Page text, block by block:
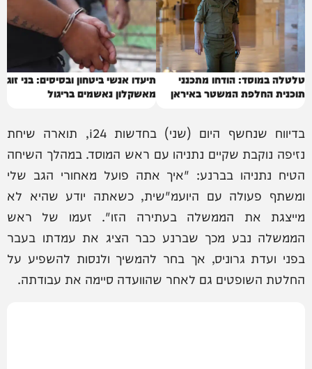
טלטלה במוסד: הודחו מתכנני
תוכנית החלפת המשטר באיראן
תיעדו אנשי ביטחון ובסיסים: בני זוג
מאשקלון נאשמים בריגול
בדיווח שנחשף היום (שני) בחדשות i24, תוארה שיחת
נזיפה נוקבת שקיים נתניהו עם ראש המוסד. במהלך השיחה
הטיח נתניהו בברנע: "איך אתה פועל מאחורי הגב שלי
ומשתף פעולה עם היועמ"שית, כשאתה יודע שהיא לא
מייצגת את הממשלה בעתירה הזו". זעמו של ראש
הממשלה נבע מכך שברנע כבר הציג את עמדתו בעבר
בפני ועדת גרוניס, אך בחר להמשיך ולנסות להשפיע על
החלטת השופטים גם לאחר שהוועדה סיימה את עבודתה.